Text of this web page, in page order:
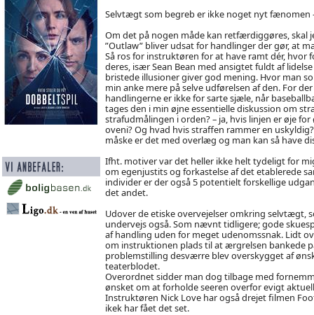
Selvtægt som begreb er ikke noget nyt
Om det på nogen måde kan retfærdiggøres, skal
”Outlaw” bliver udsat for handlinger der gør, at
Så ros for instruktøren for at have ramt dér, hvor
deres, især Sean Bean med ansigtet fuldt af
bristede illusioner giver god mening. Hvor man
min anke mere på selve udførelsen af den. For
handlingerne er ikke for sarte sjæle, når
tages den i min øjne essentielle diskussion om
strafudmålingen i orden? – ja, hvis linjen er øje
oveni? Og hvad hvis straffen rammer en
måske er det med overlæg og man kan så have
Ifht. motiver var det heller ikke helt tydeligt for
om egenjustits og forkastelse af det etablerede
individer er der også 5 potentielt forskellige
det andet.
Udover de etiske overvejelser omkring
undervejs også. Som nævnt tidligere; gode
af handling uden for meget udenomssnak. Lidt
om instruktionen plads til at ærgrelsen bankede
problemstilling desværre blev overskygget af
teaterblodet.
Overordnet sidder man dog tilbage med
ønsket om at forholde seeren overfor evigt
Instruktøren Nick Love har også drejet filmen
ikek har fået det set.